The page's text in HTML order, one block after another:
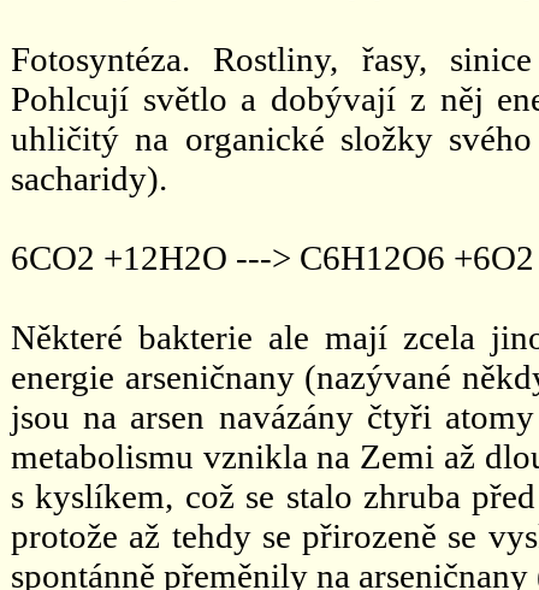
Fotosyntéza. Rostliny, řasy,
Pohlcují světlo a dobývají z něj
uhličitý na organické složky
sacharidy).
6CO2 +12H2O ---> C6H12O6
Některé bakterie ale mají zcela
energie arseničnany (nazývané
jsou na arsen navázány čtyři
metabolismu vznikla na Zemi až
s kyslíkem, což se stalo zhruba
protože až tehdy se přirozeně se
spontánně přeměnily na arseničnany